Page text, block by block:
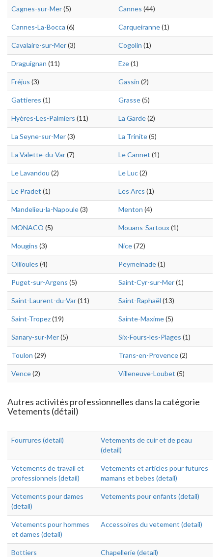
Cagnes-sur-Mer(5) Cannes (44)
Cannes-La-Bocca (6) Carqueiranne(1)
Cavalaire-sur-Mer(3) Cogolin (1)
Draguignan (11) Eze(1)
Fréjus (3) Gassin (2)
Gattieres (1) Grasse(5)
Hyères-Les-Palmiers (11) La Garde(2)
La Seyne-sur-Mer(3) La Trinite(5)
La Valette-du-Var(7) Le Cannet (1)
Le Lavandou (2) Le Luc(2)
Le Pradet (1) Les Arcs (1)
Mandelieu-la-Napoule(3) Menton (4)
MONACO (5) Mouans-Sartoux(1)
Mougins (3) Nice(72)
Ollioules (4) Peymeinade(1)
Puget-sur-Argens (5) Saint-Cyr-sur-Mer(1)
Saint-Laurent-du-Var(11) Saint-Raphaël (13)
Saint-Tropez(19) Sainte-Maxime(5)
Sanary-sur-Mer(5) Six-Fours-les-Plages (1)
Toulon (29) Trans-en-Provence(2)
Vence(2) Villeneuve-Loubet (5)
Autres activités professionnelles dans la catégorie
Vetements (détail)
Fourrures (detail)
Vetements de cuir et de peau
(detail)
Vetements de travail et
professionnels (detail)
Vetements et articles pour futures
mamans et bebes (detail)
Vetements pour dames
(detail)
Vetements pour enfants (detail)
Vetements pour hommes
et dames (detail)
Accessoires du vetement (detail)
Bottiers Chapellerie (detail)